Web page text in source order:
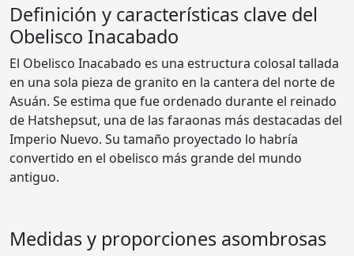
Definición y características clave del
Obelisco Inacabado
El Obelisco Inacabado es una estructura colosal tallada
en una sola pieza de granito en la cantera del norte de
Asuán. Se estima que fue ordenado durante el reinado
de Hatshepsut, una de las faraonas más destacadas del
Imperio Nuevo. Su tamaño proyectado lo habría
convertido en el obelisco más grande del mundo
antiguo.
Medidas y proporciones asombrosas